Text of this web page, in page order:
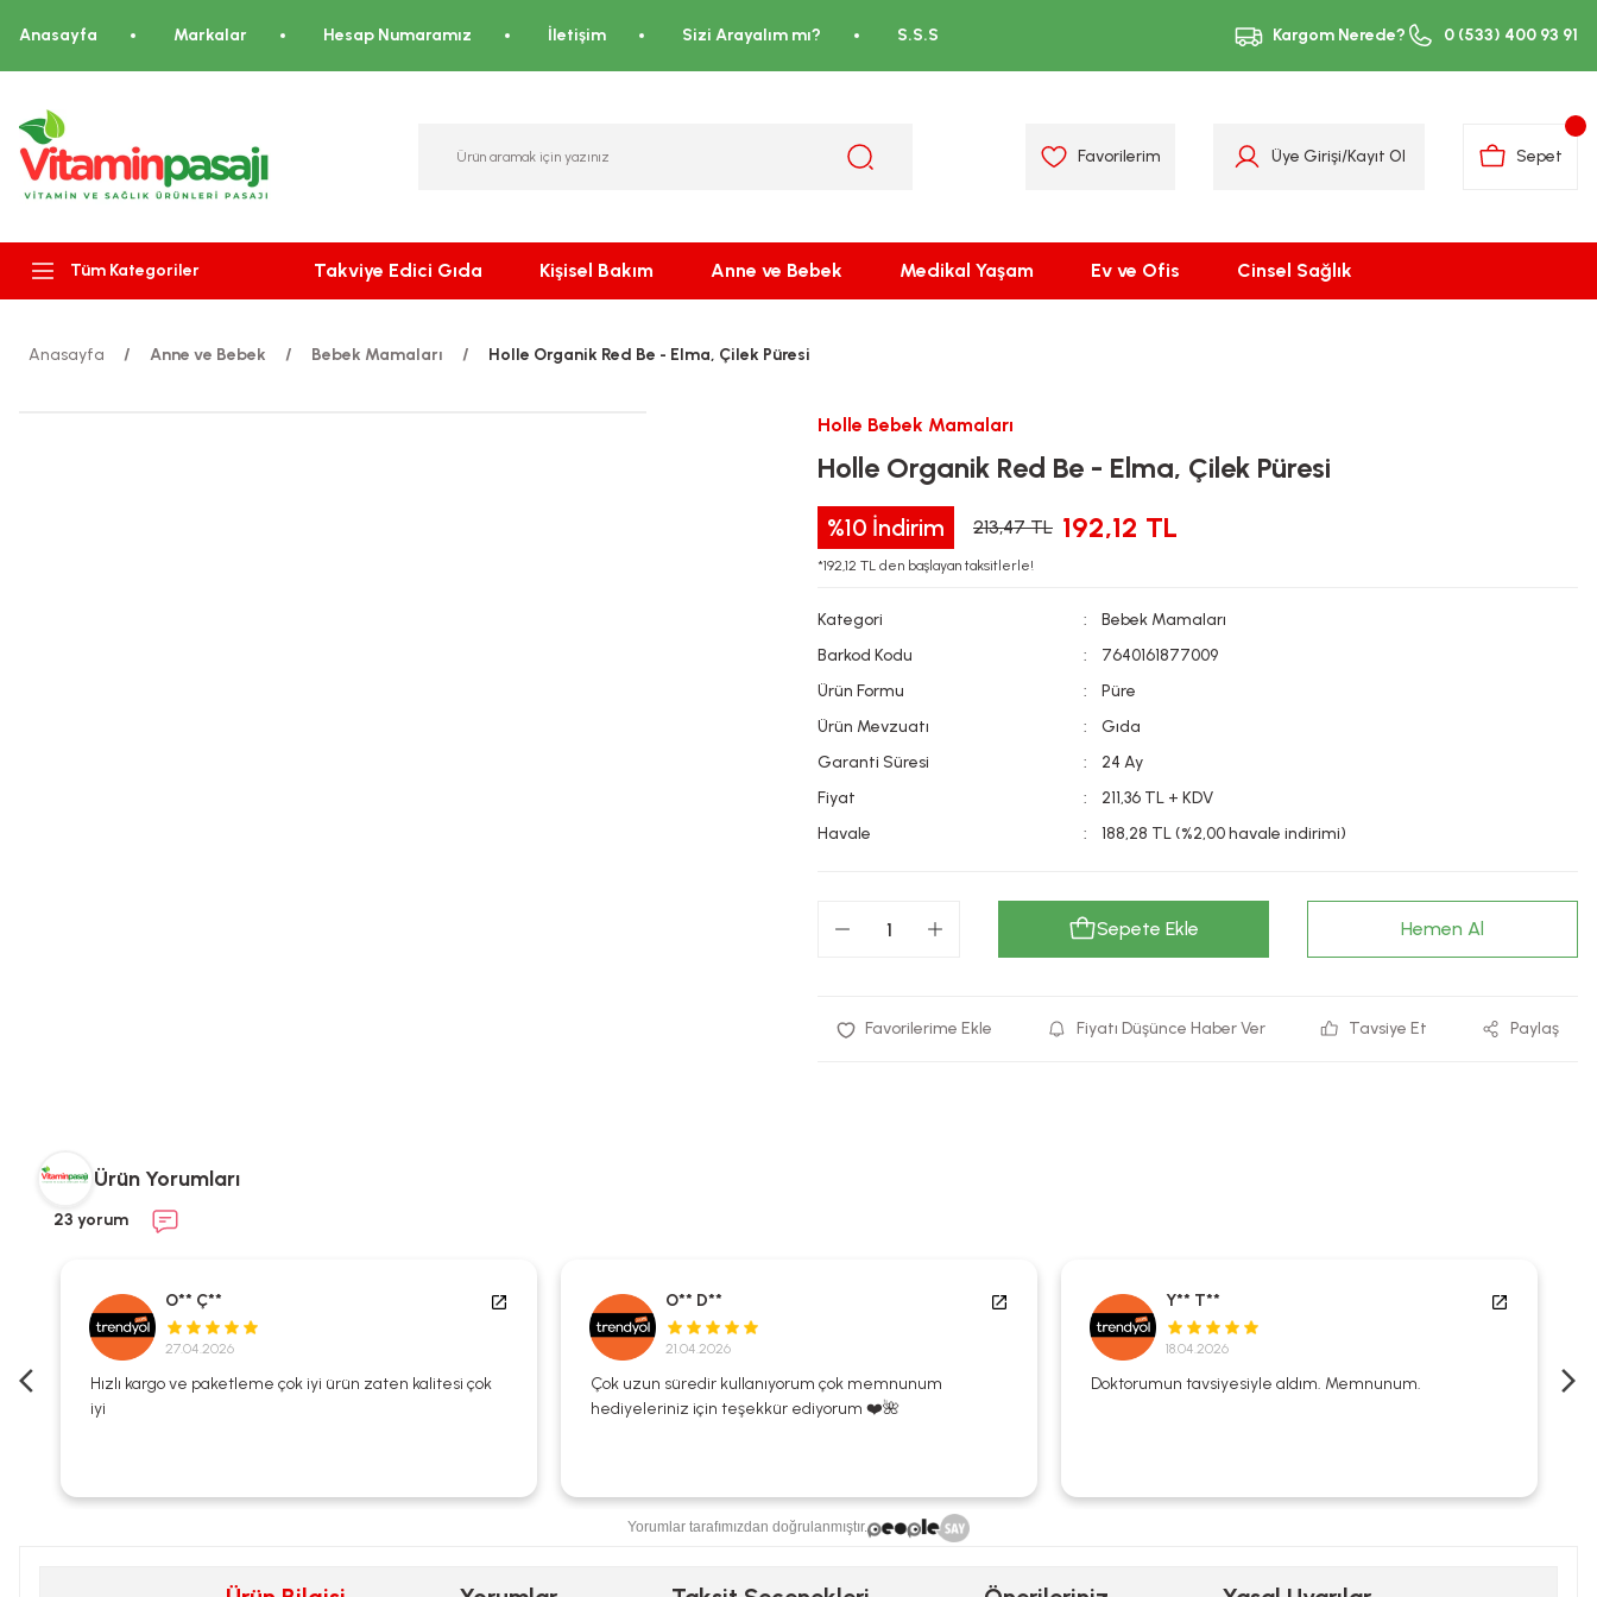
Anasayfa Markalar Hesap Numaramız İletişim Sizi Arayalım mı? S.S.S Kargom Nerede? 0 (533) 400 93 91
Favorilerim Üye Girişi/Kayıt Ol Sepet
Tüm Kategoriler Takviye Edici Gıda Kişisel Bakım Anne ve Bebek Medikal Yaşam Ev ve Ofis Cinsel Sağlık
Anasayfa Anne ve Bebek Bebek Mamaları Holle Organik Red Be - Elma, Çilek Püresi
Holle Bebek Mamaları
Holle Organik Red Be - Elma, Çilek Püresi
%10 İndirim 213,47 TL 192,12 TL
*192,12 TL den başlayan taksitlerle!
Kategori
Bebek Mamaları
Barkod Kodu
7640161877009
Ürün Formu
Püre
Ürün Mevzuatı
Gıda
Garanti Süresi
24 Ay
Fiyat
211,36 TL + KDV
Havale
188,28 TL (%2,00 havale indirimi)
Sepete Ekle Hemen Al
Fiyatı Düşünce Haber Ver Tavsiye Et Paylaş
Ürün Yorumları
23 yorum
O** Ç**
27.04.2026
Hızlı kargo ve paketleme çok iyi ürün zaten kalitesi çok
iyi
O** D**
21.04.2026
Çok uzun süredir kullanıyorum çok memnunum
hediyeleriniz için teşekkür ediyorum ❤️🌺
Y** T**
18.04.2026
Doktorumun tavsiyesiyle aldım. Memnunum.
Yorumlar tarafımızdan doğrulanmıştır.